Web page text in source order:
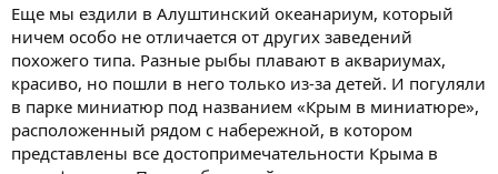
Еще мы ездили в Алуштинский океанариум, который
ничем особо не отличается от других заведений
похожего типа. Разные рыбы плавают в аквариумах,
красиво, но пошли в него только из-за детей. И погуляли
в парке миниатюр под названием «Крым в миниатюре»,
расположенный рядом с набережной, в котором
представлены все достопримечательности Крыма в